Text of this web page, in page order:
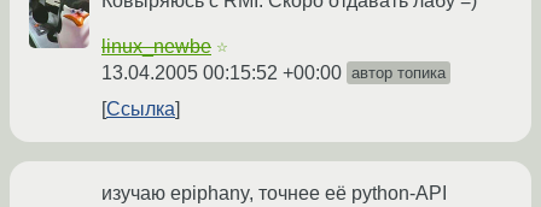
linux_newbe ☆
13.04.2005 00:15:52 +00:00 автор топика
Ссылка
изучаю epiphany, точнее её python-API